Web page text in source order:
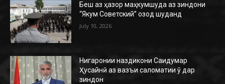
Беш аз ҳазор маҳкумшуда аз зиндони
“Якум Советский” озод шуданд
July 10, 2026
Нигаронии наздикони Саидумар
Ҳусайнӣ аз вазъи саломатии ӯ дар
зиндон